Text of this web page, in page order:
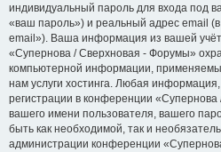
индивидуальный пароль для входа под
«ваш пароль») и реальный адрес email
email»). Ваша информация из вашей
«Супернова / Сверхновая - Форумы»
компьютерной информации,
нам услуги хостинга. Любая
регистрации в конференции
вашего имени пользователя, вашего
быть как необходимой, так и
администрации конференции